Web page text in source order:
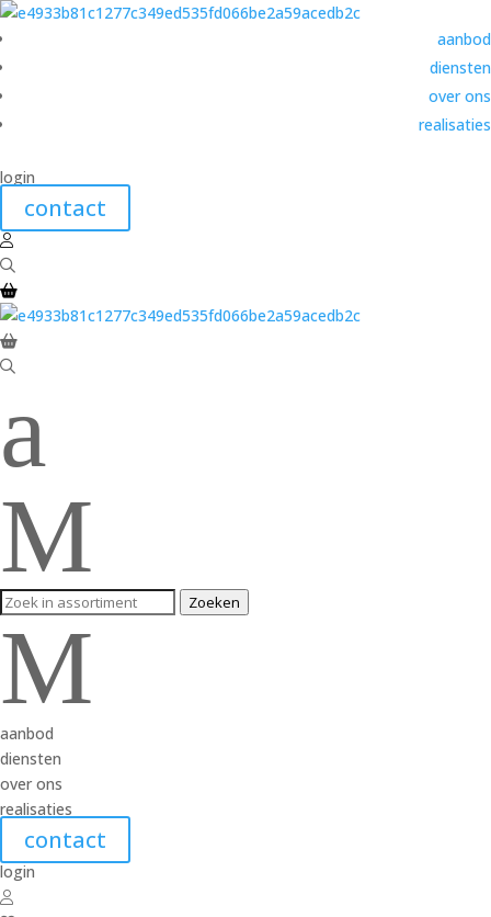
aanbod
diensten
over ons
realisaties
login
contact
a
M
Zoeken
M
aanbod
diensten
over ons
realisaties
contact
login